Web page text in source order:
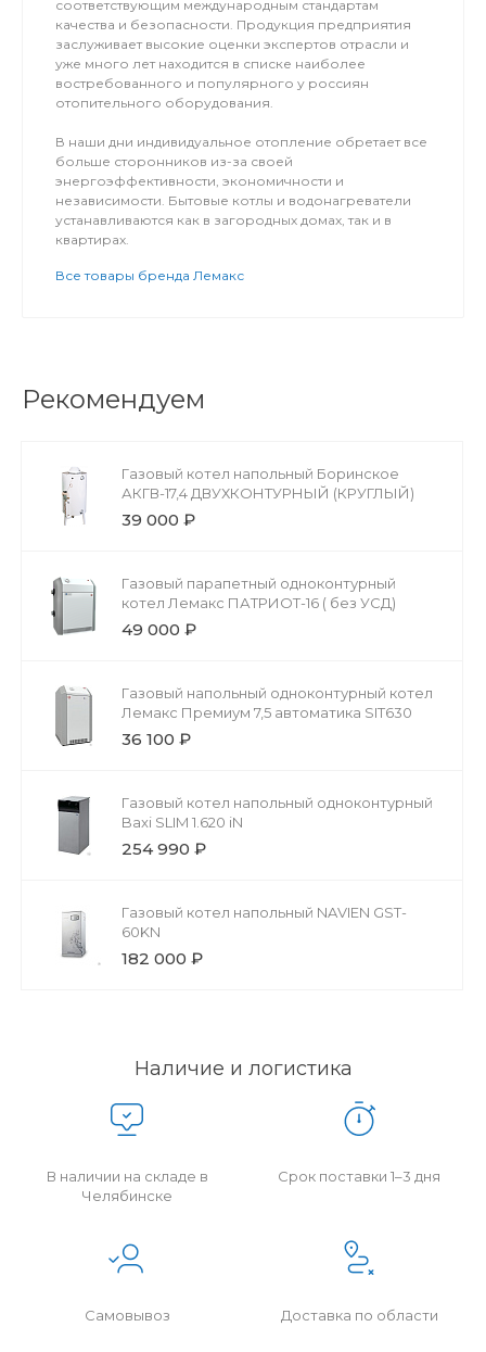
соответствующим международным стандартам
качества и безопасности. Продукция предприятия
заслуживает высокие оценки экспертов отрасли и
уже много лет находится в списке наиболее
востребованного и популярного у россиян
отопительного оборудования.
В наши дни индивидуальное отопление обретает все
больше сторонников из-за своей
энергоэффективности, экономичности и
независимости. Бытовые котлы и водонагреватели
устанавливаются как в загородных домах, так и в
квартирах.
Все товары бренда Лемакс
Рекомендуем
Газовый котел напольный Боринское
АКГВ-17,4 ДВУХКОНТУРНЫЙ (КРУГЛЫЙ)
39 000 ₽
Газовый парапетный одноконтурный
котел Лемакс ПАТРИОТ-16 ( без УСД)
49 000 ₽
Газовый напольный одноконтурный котел
Лемакс Премиум 7,5 автоматика SIT630
36 100 ₽
Газовый котел напольный одноконтурный
Baxi SLIM 1.620 iN
254 990 ₽
Газовый котел напольный NAVIEN GST-
60KN
182 000 ₽
Наличие и логистика
В наличии на складе в
Челябинске
Срок поставки 1–3 дня
Самовывоз Доставка по области